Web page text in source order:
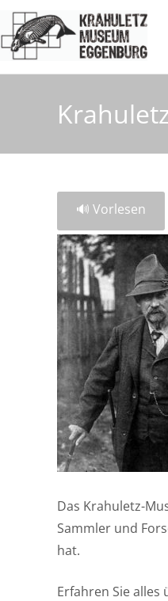
🔊 Vorlesen
Das Krahuletz-
Sammler und
hat.
Erfahren Sie alles